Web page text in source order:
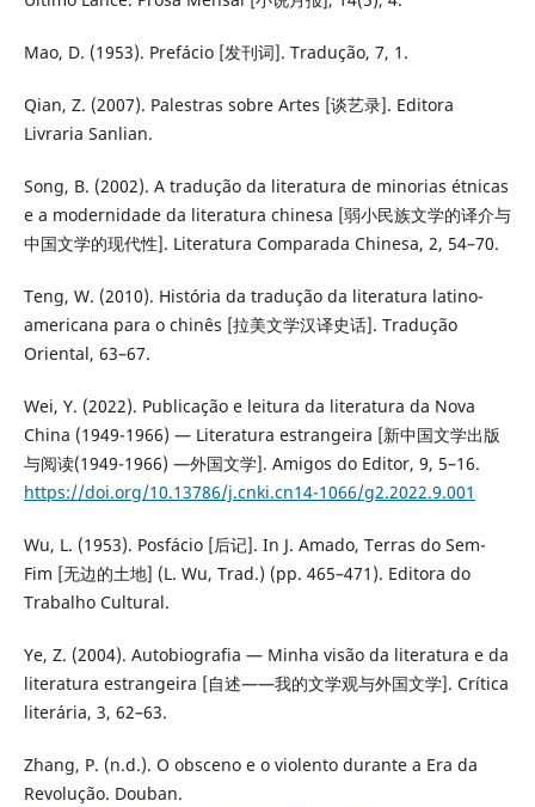
Mao, D. (1953). Prefácio [发刊词]. Tradução, 7, 1.
Qian, Z. (2007). Palestras sobre Artes [谈艺录]. Editora
Livraria Sanlian.
Song, B. (2002). A tradução da literatura de minorias étnicas
e a modernidade da literatura chinesa [弱小民族文学的译介与
中国文学的现代性]. Literatura Comparada Chinesa, 2, 54–70.
Teng, W. (2010). História da tradução da literatura latino-
americana para o chinês [拉美文学汉译史话]. Tradução
Oriental, 63–67.
Wei, Y. (2022). Publicação e leitura da literatura da Nova
China (1949-1966) — Literatura estrangeira [新中国文学出版
与阅读(1949-1966) —外国文学]. Amigos do Editor, 9, 5–16.
https://doi.org/10.13786/j.cnki.cn14-1066/g2.2022.9.001
Wu, L. (1953). Posfácio [后记]. In J. Amado, Terras do Sem-
Fim [无边的土地] (L. Wu, Trad.) (pp. 465–471). Editora do
Trabalho Cultural.
Ye, Z. (2004). Autobiografia — Minha visão da literatura e da
literatura estrangeira [自述——我的文学观与外国文学]. Crítica
literária, 3, 62–63.
Zhang, P. (n.d.). O obsceno e o violento durante a Era da
Revolução. Douban.